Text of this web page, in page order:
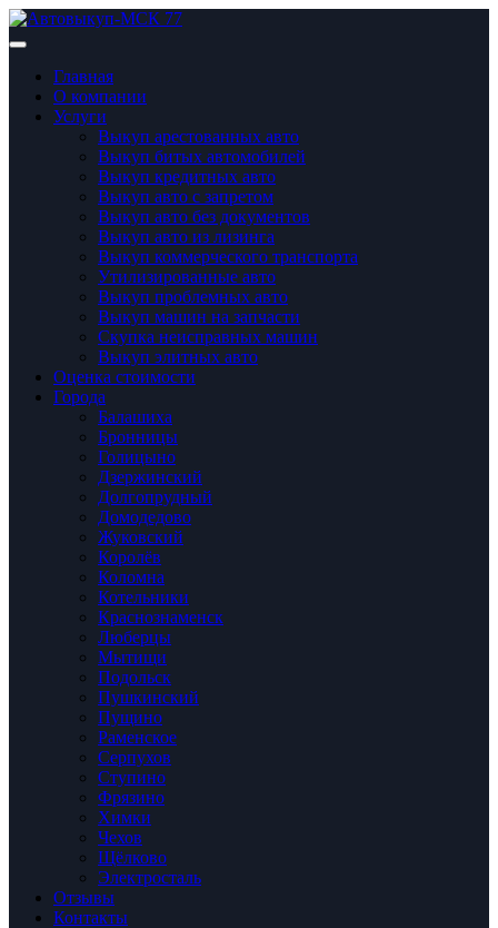
Главная
О компании
Услуги
Выкуп арестованных авто
Выкуп битых автомобилей
Выкуп кредитных авто
Выкуп авто с запретом
Выкуп авто без документов
Выкуп авто из лизинга
Выкуп коммерческого транспорта
Утилизированные авто
Выкуп проблемных авто
Выкуп машин на запчасти
Скупка неисправных машин
Выкуп элитных авто
Оценка стоимости
Города
Балашиха
Бронницы
Голицынo
Дзержинский
Долгопрудный
Домодедово
Жуковский
Королёв
Коломна
Котельники
Краснознаменск
Люберцы
Мытищи
Подольск
Пушкинский
Пущино
Раменское
Серпухов
Ступино
Фрязино
Химки
Чехов
Щёлково
Электросталь
Отзывы
Контакты